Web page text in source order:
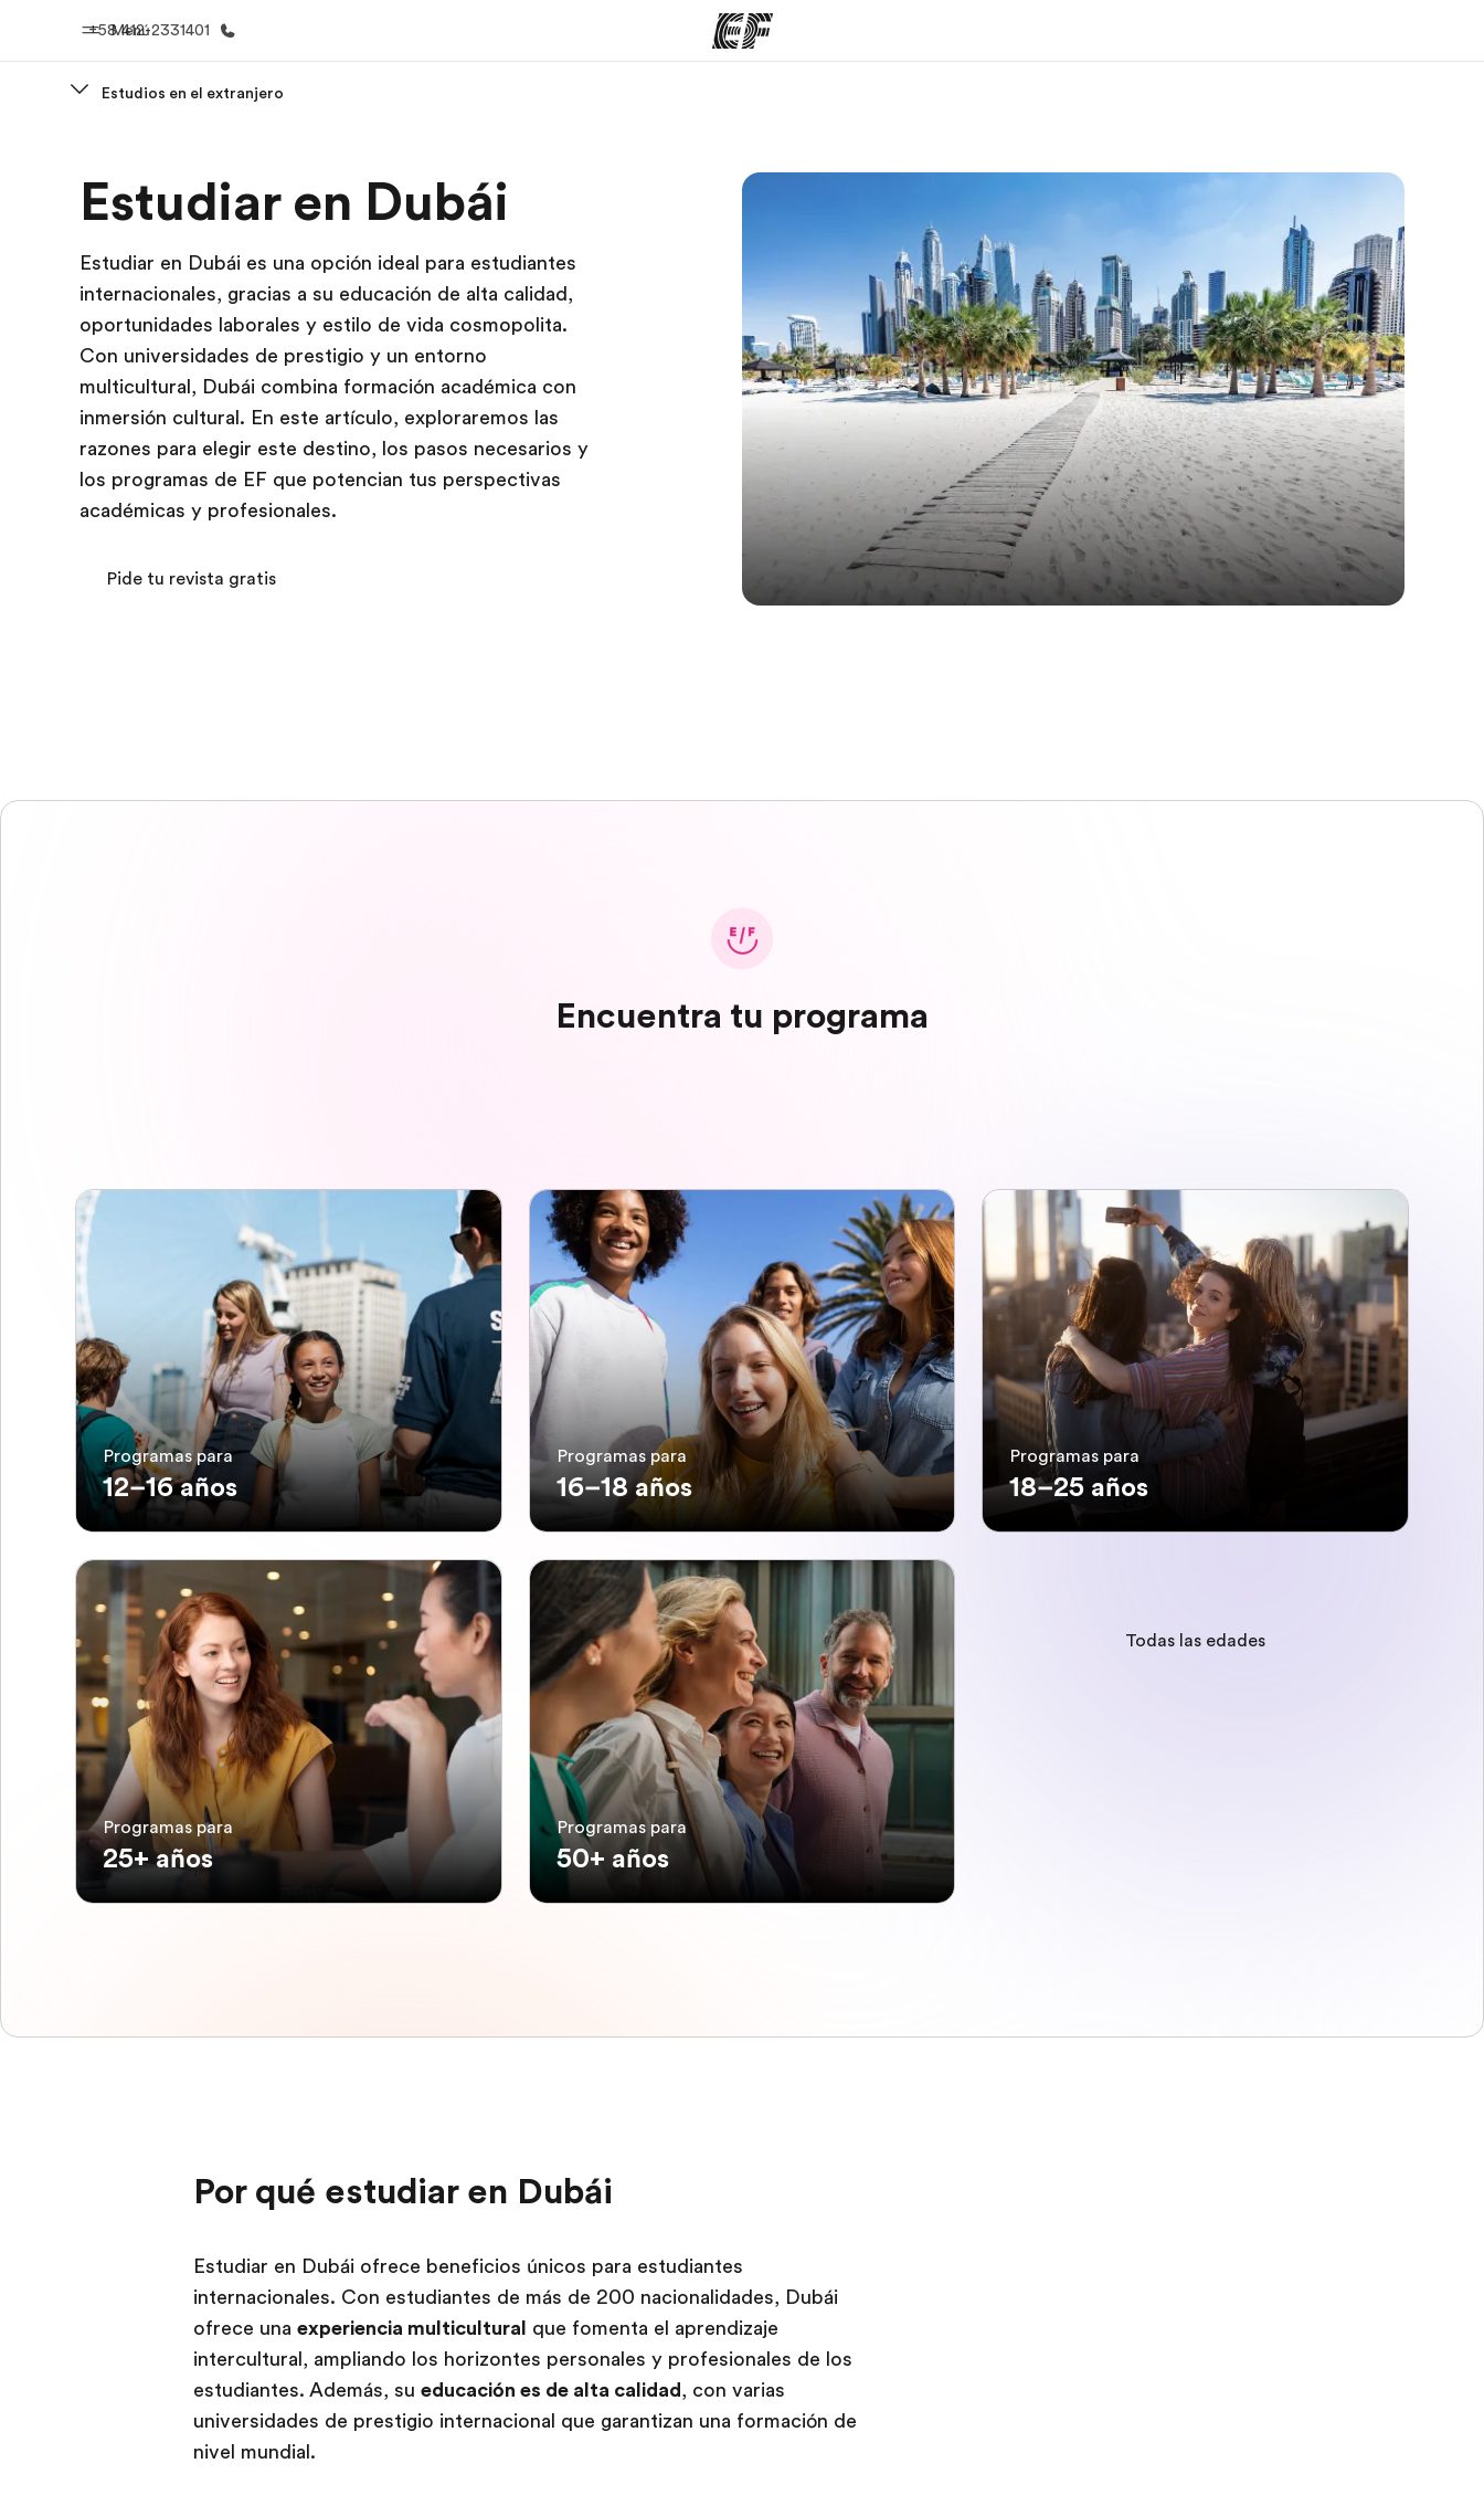
Menú
+58 412-2331401
Bienvenido a EF Ver todo lo que hacemos Encuentra una oficina
Estudios en el extranjero
Estudiar en Dubái
Estudiar en Dubái es una opción ideal para estudiantes
internacionales, gracias a su educación de alta calidad,
oportunidades laborales y estilo de vida cosmopolita.
Con universidades de prestigio y un entorno
multicultural, Dubái combina formación académica con
inmersión cultural. En este artículo, exploraremos las
razones para elegir este destino, los pasos necesarios y
los programas de EF que potencian tus perspectivas
académicas y profesionales.
Pide tu revista gratis
Encuentra tu programa
Programas para
12–16 años
Programas para
16–18 años
Programas para
18–25 años
Programas para
25+ años
Programas para
50+ años
Todas las edades
Por qué estudiar en Dubái
Estudiar en Dubái ofrece beneficios únicos para estudiantes
internacionales. Con estudiantes de más de 200 nacionalidades, Dubái
ofrece una experiencia multicultural que fomenta el aprendizaje
intercultural, ampliando los horizontes personales y profesionales de los
estudiantes. Además, su educación es de alta calidad, con varias
universidades de prestigio internacional que garantizan una formación de
nivel mundial.